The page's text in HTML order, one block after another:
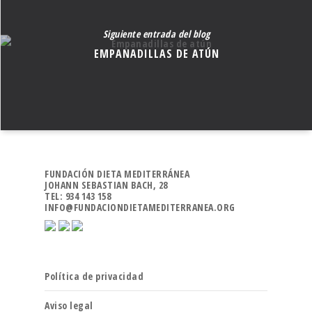
Siguiente entrada del blog
EMPANADILLAS DE ATÚN
FUNDACIÓN DIETA MEDITERRÁNEA
JOHANN SEBASTIAN BACH, 28
TEL: 934 143 158
INFO@FUNDACIONDIETAMEDITERRANEA.ORG
Política de privacidad
Aviso legal